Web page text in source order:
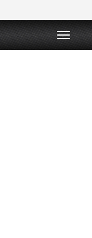
T
o
g